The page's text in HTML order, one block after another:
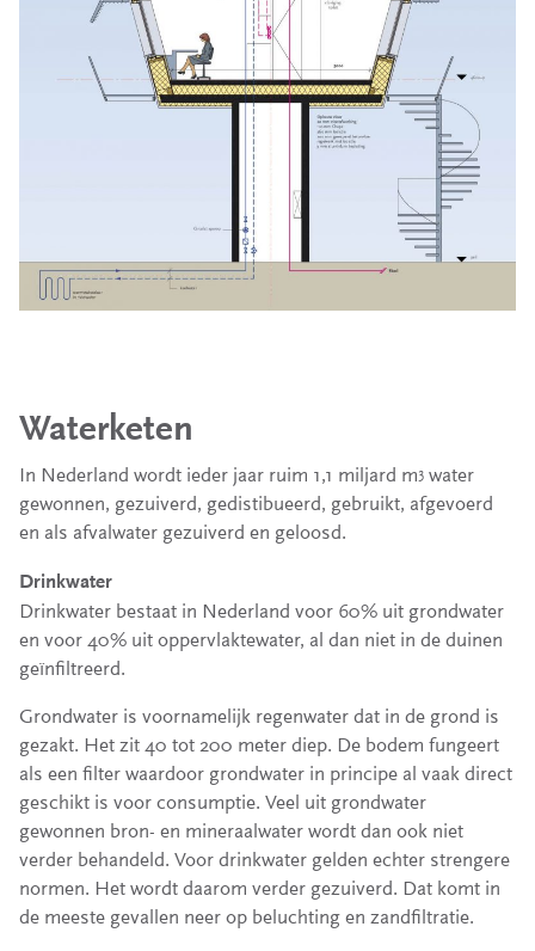
Waterketen
In Nederland wordt ieder jaar ruim 1,1 miljard m3 water
gewonnen, gezuiverd, gedistibueerd, gebruikt, afgevoerd
en als afvalwater gezuiverd en geloosd.
Drinkwater
Drinkwater bestaat in Nederland voor 60% uit grondwater
en voor 40% uit oppervlaktewater, al dan niet in de duinen
geïnfiltreerd.
Grondwater is voornamelijk regenwater dat in de grond is
gezakt. Het zit 40 tot 200 meter diep. De bodem fungeert
als een filter waardoor grondwater in principe al vaak direct
geschikt is voor consumptie. Veel uit grondwater
gewonnen bron- en mineraalwater wordt dan ook niet
verder behandeld. Voor drinkwater gelden echter strengere
normen. Het wordt daarom verder gezuiverd. Dat komt in
de meeste gevallen neer op beluchting en zandfiltratie.